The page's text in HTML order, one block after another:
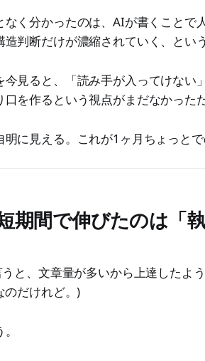
なく分かったのは、AIが書くことで
判断だけが濃縮されていく、とい
今見ると、「読み手が入ってけない
を作るという視点がまだなかっただ
に見える。これが1ヶ月ちょっとで
間で伸びたのは「
と、文章量が多いから上達したよ
のだけれど。)